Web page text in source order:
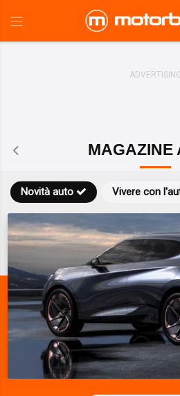
MAGAZINE
Novità auto Vivere con